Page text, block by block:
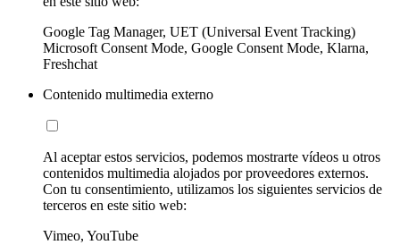
Google Tag Manager, UET (Universal Event Tracking)
Microsoft Consent Mode, Google Consent Mode, Klarna,
Freshchat
Contenido multimedia externo
Al aceptar estos servicios, podemos mostrarte vídeos u otros
contenidos multimedia alojados por proveedores externos.
Con tu consentimiento, utilizamos los siguientes servicios de
terceros en este sitio web:
Vimeo, YouTube